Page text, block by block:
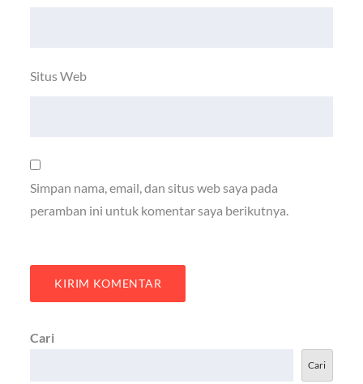
Situs Web
Simpan nama, email, dan situs web saya pada
peramban ini untuk komentar saya berikutnya.
Cari
Cari